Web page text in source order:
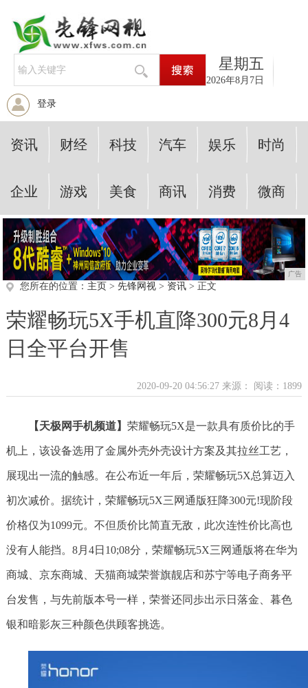
星期五
2026年8月7日
登录
资讯 财经 科技 汽车 娱乐 时尚
企业 游戏 美食 商讯 消费 微商
广告
您所在的位置： 主页 > 先锋网视> 资讯> 正文
荣耀畅玩5X手机直降300元8月4
日全平台开售
2020-09-20 04:56:27 来源： 阅读：1899
【天极网手机频道】 荣耀畅玩5X是一款具有质价比的手
机上，该设备选用了金属外壳外壳设计方案及其拉丝工艺，
展现出一流的触感。在公布近一年后，荣耀畅玩5X总算迈入
初次减价。据统计，荣耀畅玩5X三网通版狂降300元!现阶段
价格仅为1099元。不但质价比简直无敌，此次连性价比高也
没有人能挡。8月4日10;08分，荣耀畅玩5X三网通版将在华为
商城、京东商城、天猫商城荣誉旗靓店和苏宁等电子商务平
台发售，与先前版本号一样，荣誉还同歩出示日落金、暮色
银和暗影灰三种颜色供顾客挑选。